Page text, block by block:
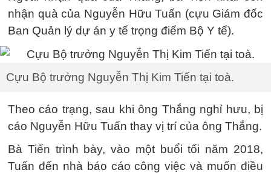
nhận quà của Nguyễn Hữu Tuấn (cựu Giám đốc
Ban Quản lý dự án y tế trọng điểm Bộ Y tế).
Cựu Bộ trưởng Nguyễn Thị Kim Tiến tại toà.
Theo cáo trạng, sau khi ông Thắng nghỉ hưu, bị
cáo Nguyễn Hữu Tuấn thay vị trí của ông Thắng.
Bà Tiến trình bày, vào một buổi tối năm 2018,
Tuấn đến nhà báo cáo công việc và muốn điều